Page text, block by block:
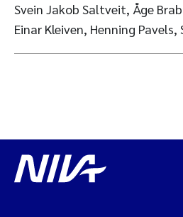
Svein Jakob Saltveit, Åge
Einar Kleiven, Henning Pavels,